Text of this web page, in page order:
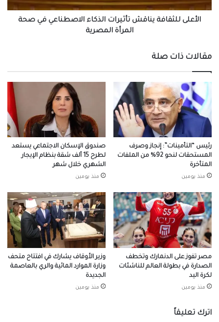
المرأة
المصرية
الأعلى للثقافة يناقش تأثيرات الذكاء الاصطناعي في صحة
المرأة المصرية
مقالات ذات صلة
رئيس “التأمينات”: إنجاز وصرف
المستحقات لنحو 92% من الملفات
المتأخرة
منذ يومين
صندوق الإسكان الاجتماعي يستعد
لطرح 15 ألف شقة بنظام الإيجار
الشهري خلال شهر
منذ يومين
مصر تفوز على الدنمارك وتخطف
الصدارة في بطولة العالم للناشئات
لكرة اليد
منذ يومين
وزير الأوقاف يشارك في افتتاح متحف
وزارة الموارد المائية والري بالعاصمة
الجديدة
منذ يومين
اترك تعليقاً